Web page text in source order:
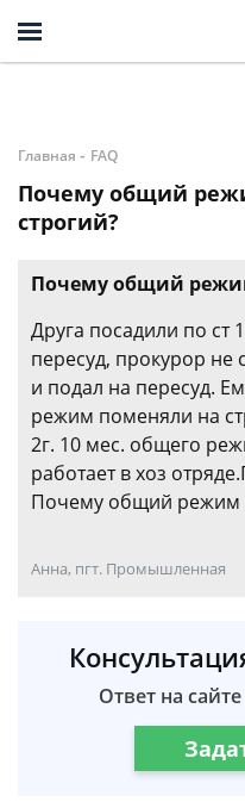
Главная - FAQ
Почему общий
строгий?
Почему общий
Друга посадили по ст
пересуд, прокурор не
и подал на пересуд.
режим поменяли на
2г. 10 мес. общего
работает в хоз
Почему общий режим
Анна, пгт. Промышленная
Ответ на